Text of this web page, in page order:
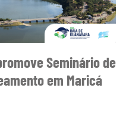
Seminário de
em Maricá